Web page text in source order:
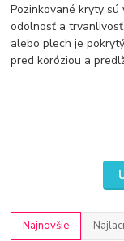
Pozinkované kryty
odolnosť a
alebo plech je
pred koróziou a
Najnovšie